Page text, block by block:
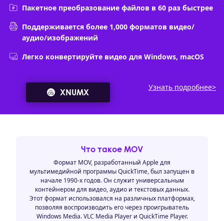
Пакетное преобразование файлов в 60 раз быстрее
Поддерживается более 1,000 форматов видео/
аудио/изображений
Легко конвертируйте видео для Windows, macOS
XNUMX
Узнать подробнее>
Что такое MOV
Формат MOV, разработанный Apple для
мультимедийной программы QuickTime, был запущен в
начале 1990-х годов. Он служит универсальным
контейнером для видео, аудио и текстовых данных.
Этот формат использовался на различных платформах,
позволяя воспроизводить его через проигрыватель
Windows Media. VLC Media Player и QuickTime Player.